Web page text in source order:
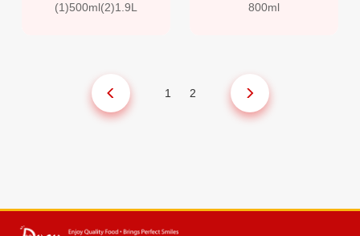
(1)500ml(2)1.9L 800ml
1 2